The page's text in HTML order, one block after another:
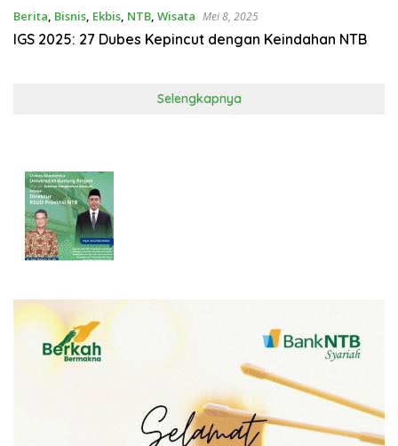
Berita, Bisnis, Ekbis, NTB, Wisata Mei 8, 2025
IGS 2025: 27 Dubes Kepincut dengan Keindahan NTB
Selengkapnya